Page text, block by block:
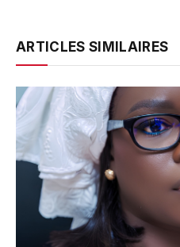
ARTICLES SIMILAIRES